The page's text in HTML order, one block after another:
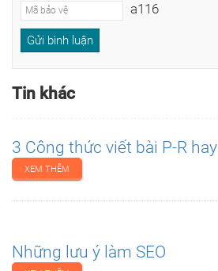
a116
Tin khác
3 Công thức viết bài P-R hay
XEM THÊM
Những lưu ý làm SEO